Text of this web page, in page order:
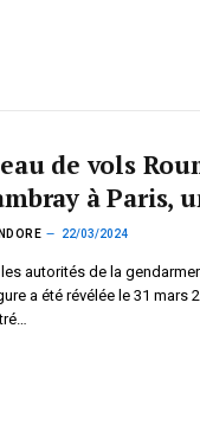
de vols
à Paris,
22/03/2024
autorités de la
a été révélée le 31 mars